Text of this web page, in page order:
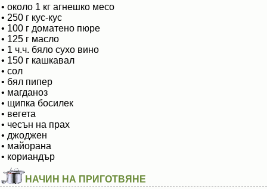
• около 1 кг агнешко месо
• 250 г кус-кус
• 100 г доматено пюре
• 125 г масло
• 1 ч.ч. бяло сухо вино
• 150 г кашкавал
• сол
• бял пипер
• магданоз
• щипка босилек
• вегета
• чесън на прах
• джоджен
• майорана
• кориандър
НАЧИН НА ПРИГОТВЯНЕ